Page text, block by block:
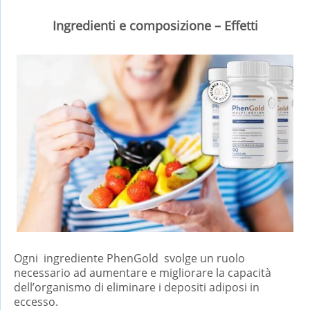
Ingredienti e composizione – Effetti
Ogni ingrediente PhenGold svolge un ruolo
necessario ad aumentare e migliorare la capacità
dell’organismo di eliminare i depositi adiposi in
eccesso.